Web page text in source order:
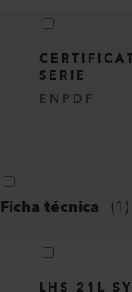
SERIE
EN PDF
Ficha técnica (1)